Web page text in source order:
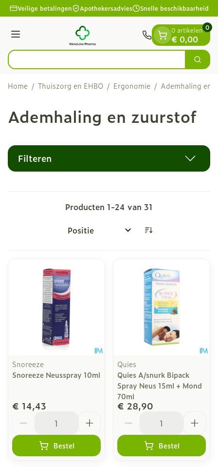
Ga naar de inhoud
1 van 1
Veilige betalingen Apothekersadvies Snelle beschikbaarheid
Menu
Product, merk, categorie... Zoek
0 artikelen
€ 0,00
0
Home / Thuiszorg en EHBO / Ergonomie / Ademhaling en
Ademhaling en zuurstof
Filteren
Producten 1-24 van 31
Sorteer op:
Snoreeze
Snoreeze Neusspray 10ml
€ 14,43
Bestel
Quies
Quies A/snurk Bipack
Spray Neus 15ml + Mond
70ml
€ 28,90
Bestel